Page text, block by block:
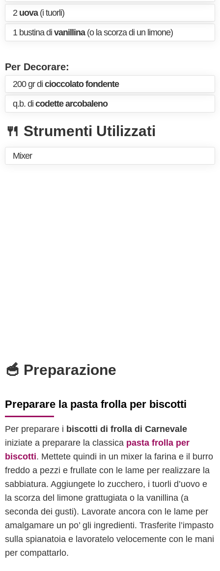
2 uova(i tuorli)
1 bustina di vanillina(o la scorza di un limone)
Per Decorare:
200 gr di cioccolato fondente
q.b. di codette arcobaleno
🍴 Strumenti Utilizzati
Mixer
🥣 Preparazione
Preparare la pasta frolla per biscotti
Per preparare i biscotti di frolla di Carnevale
iniziate a preparare la classica pasta frolla per
biscotti. Mettete quindi in un mixer la farina e il burro
freddo a pezzi e frullate con le lame per realizzare la
sabbiatura. Aggiungete lo zucchero, i tuorli d’uovo e
la scorza del limone grattugiata o la vanillina (a
seconda dei gusti). Lavorate ancora con le lame per
amalgamare un po’ gli ingredienti. Trasferite l’impasto
sulla spianatoia e lavoratelo velocemente con le mani
per compattarlo.